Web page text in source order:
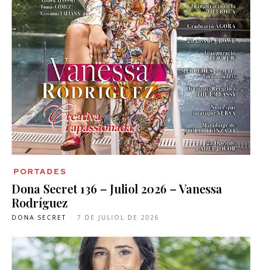
PORTADES
Dona Secret 136 – Juliol 2026 – Vanessa
Rodríguez
DONA SECRET - 7 DE JULIOL DE 2026